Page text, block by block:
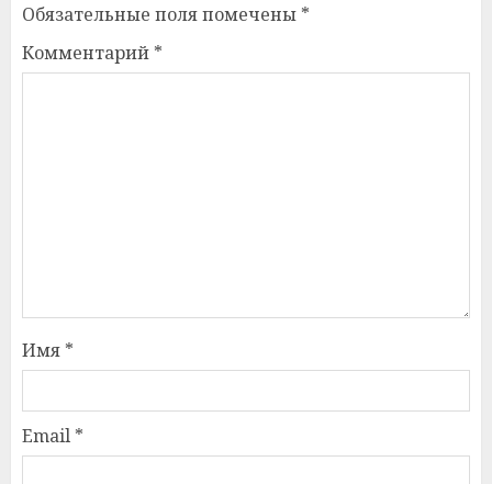
Обязательные поля помечены *
Комментарий *
Имя *
Email *